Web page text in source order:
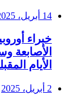
14 أبريل، 2025
خبراء
الأصابعة
الأيام
2 أبريل، 2025